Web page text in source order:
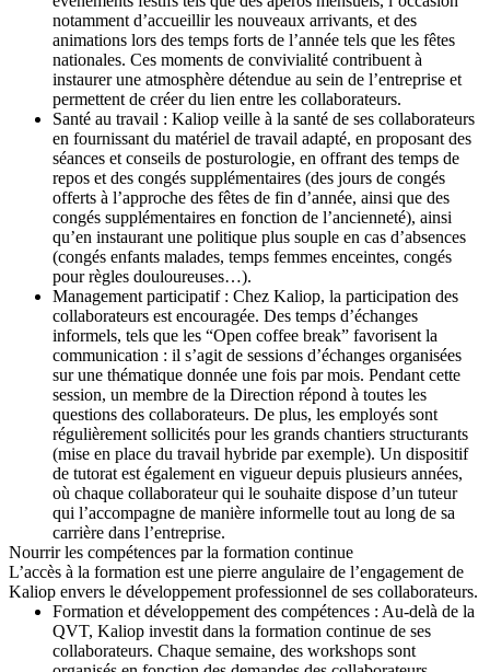
notamment d’accueillir les nouveaux arrivants, et des
animations lors des temps forts de l’année tels que les fêtes
nationales. Ces moments de convivialité contribuent à
instaurer une atmosphère détendue au sein de l’entreprise et
permettent de créer du lien entre les collaborateurs.
Santé au travail : Kaliop veille à la santé de ses collaborateurs
en fournissant du matériel de travail adapté, en proposant des
séances et conseils de posturologie, en offrant des temps de
repos et des congés supplémentaires (des jours de congés
offerts à l’approche des fêtes de fin d’année, ainsi que des
congés supplémentaires en fonction de l’ancienneté), ainsi
qu’en instaurant une politique plus souple en cas d’absences
(congés enfants malades, temps femmes enceintes, congés
pour règles douloureuses…).
Management participatif : Chez Kaliop, la participation des
collaborateurs est encouragée. Des temps d’échanges
informels, tels que les “Open coffee break” favorisent la
communication : il s’agit de sessions d’échanges organisées
sur une thématique donnée une fois par mois. Pendant cette
session, un membre de la Direction répond à toutes les
questions des collaborateurs. De plus, les employés sont
régulièrement sollicités pour les grands chantiers structurants
(mise en place du travail hybride par exemple). Un dispositif
de tutorat est également en vigueur depuis plusieurs années,
où chaque collaborateur qui le souhaite dispose d’un tuteur
qui l’accompagne de manière informelle tout au long de sa
carrière dans l’entreprise.
Nourrir les compétences par la formation continue
L’accès à la formation est une pierre angulaire de l’engagement de
Kaliop envers le développement professionnel de ses collaborateurs.
Formation et développement des compétences : Au-delà de la
QVT, Kaliop investit dans la formation continue de ses
collaborateurs. Chaque semaine, des workshops sont